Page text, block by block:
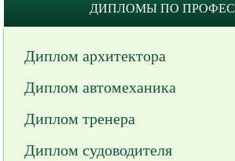
ДИПЛОМЫ ПО
Диплом архитектора
Диплом автомеханика
Диплом тренера
Диплом судоводителя